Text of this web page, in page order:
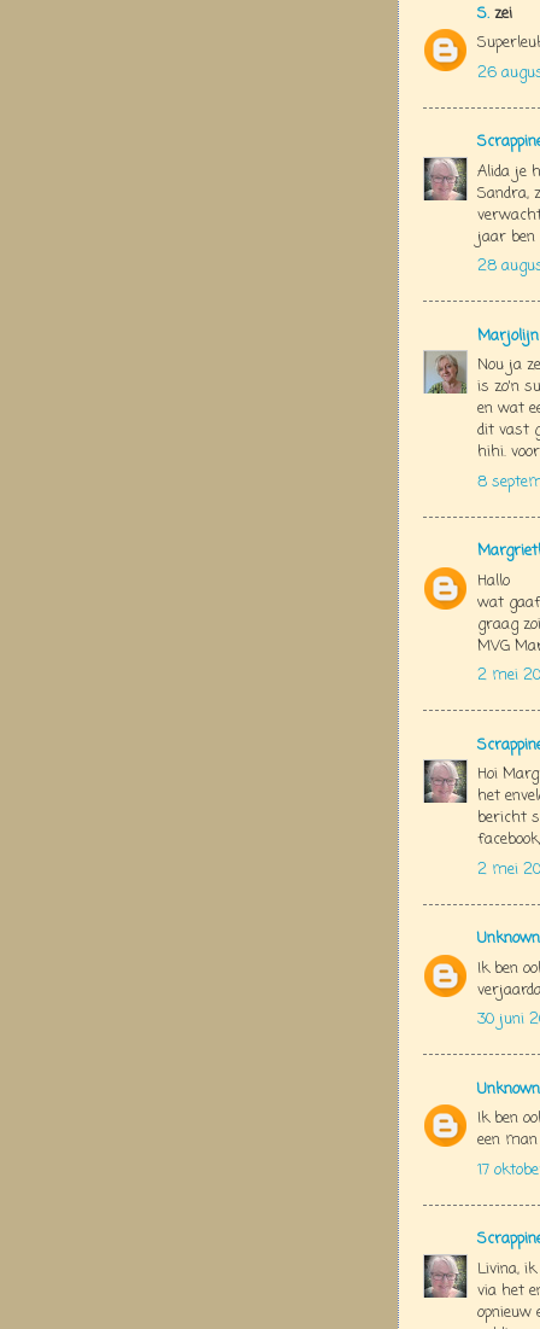
S. zei
26
Alida je
Sandra,
jaar ben
28
Nou ja
is zo'n
en wat
dit vast
hihi.
8
Hallo
wat
graag
MVG
2 mei
Hoi
het
bericht
2 mei
Unknown
Ik ben
30 juni
Unknown
Ik ben
een
17
Livina,
via het
opnieuw